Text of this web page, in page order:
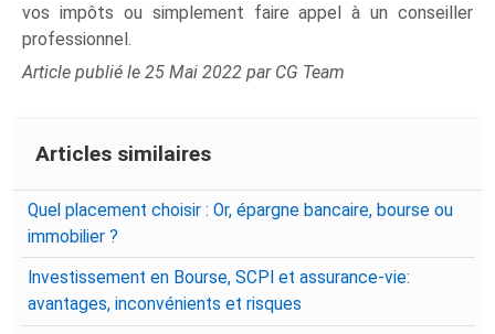
vos impôts ou simplement faire appel à un conseiller
professionnel.
Article publié le 25 Mai 2022 par CG Team
Articles similaires
Quel placement choisir : Or, épargne bancaire, bourse ou
immobilier ?
Investissement en Bourse, SCPI et assurance-vie:
avantages, inconvénients et risques